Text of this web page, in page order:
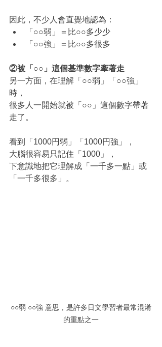
因此，不少人會直覺地認為：
「○○弱」＝比○○多少少
「○○強」＝比○○多很多
②被「○○」這個基準數字牽著走
另一方面，在理解「○○弱」「○○強」
時，
很多人一開始就被「○○」這個數字帶著
走了。
看到「1000円弱」「1000円強」，
大腦很容易只記住「1000」，
下意識地把它理解成「一千多一點」或
「一千多很多」。
○○弱 ○○強 意思，是許多日文學習者最常混淆
的重點之一